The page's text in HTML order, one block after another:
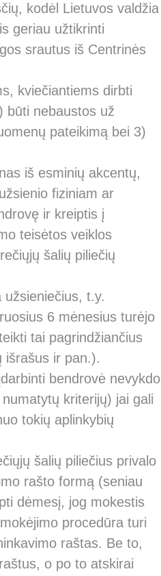
kodėl Lietuvos valdžia
geriau užtikrinti
srautus iš Centrinės
kviečiantiems dirbti
būti nebaustos už
pateikimą bei 3)
iš esminių akcentų,
fiziniam ar
ir kreiptis į
teisėtos veiklos
šalių piliečių
t.y.
6 mėnesius turėjo
tai pagrindžiančius
išrašus ir pan.).
bendrovė nevykdo
kriterijų) jai gali
tokių aplinkybių
šalių piliečius privalo
rašto formą (seniau
dėmesį, jog mokestis
procedūra turi
raštas. Be to,
o po to atskirai